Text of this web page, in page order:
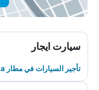
سيارت ايجار
تأجير السيارات في مطار Diqing Shangri-La